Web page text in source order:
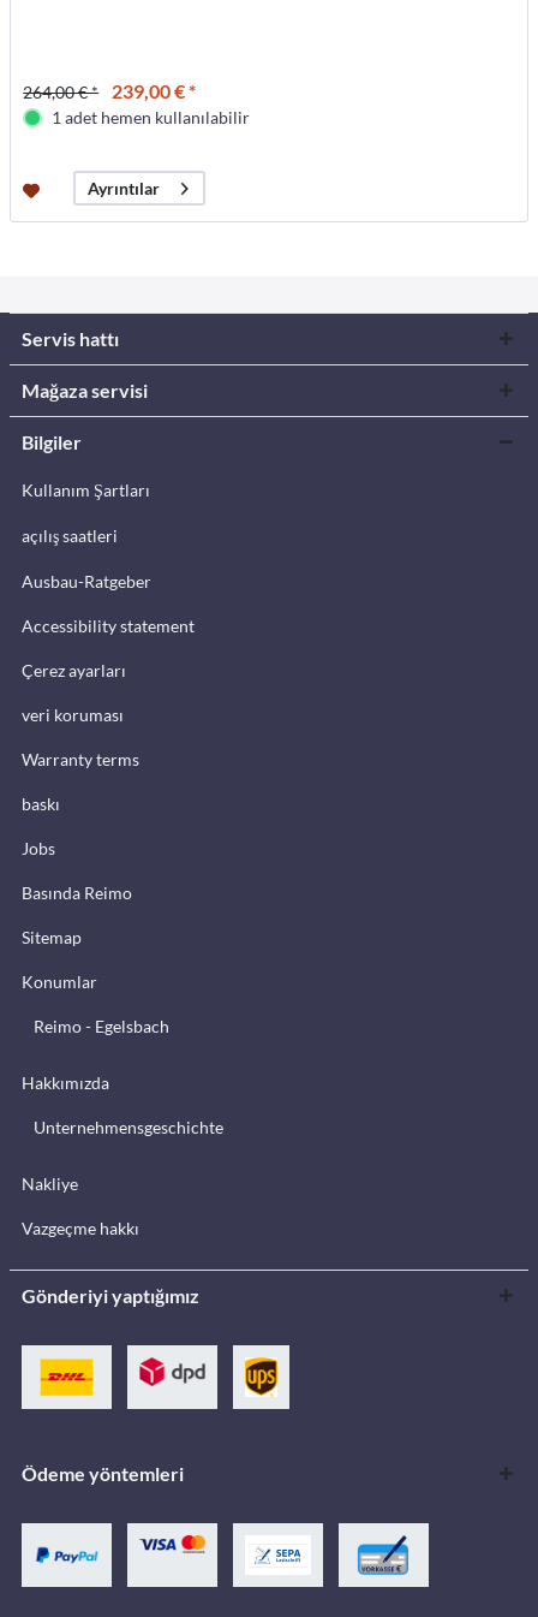
264,00 € * 239,00 € *
1 adet hemen kullanılabilir
Ayrıntılar
Servis hattı
Mağaza servisi
Bilgiler
Kullanım Şartları
açılış saatleri
Ausbau-Ratgeber
Accessibility statement
Çerez ayarları
veri koruması
Warranty terms
baskı
Jobs
Basında Reimo
Sitemap
Konumlar
Reimo - Egelsbach
Hakkımızda
Unternehmensgeschichte
Nakliye
Vazgeçme hakkı
Gönderiyi yaptığımız
Ödeme yöntemleri